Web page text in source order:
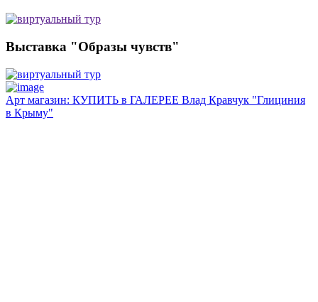
Выставка "Образы чувств"
Арт магазин: КУПИТЬ в ГАЛЕРЕЕ Влад Кравчук "Глициния
в Крыму"